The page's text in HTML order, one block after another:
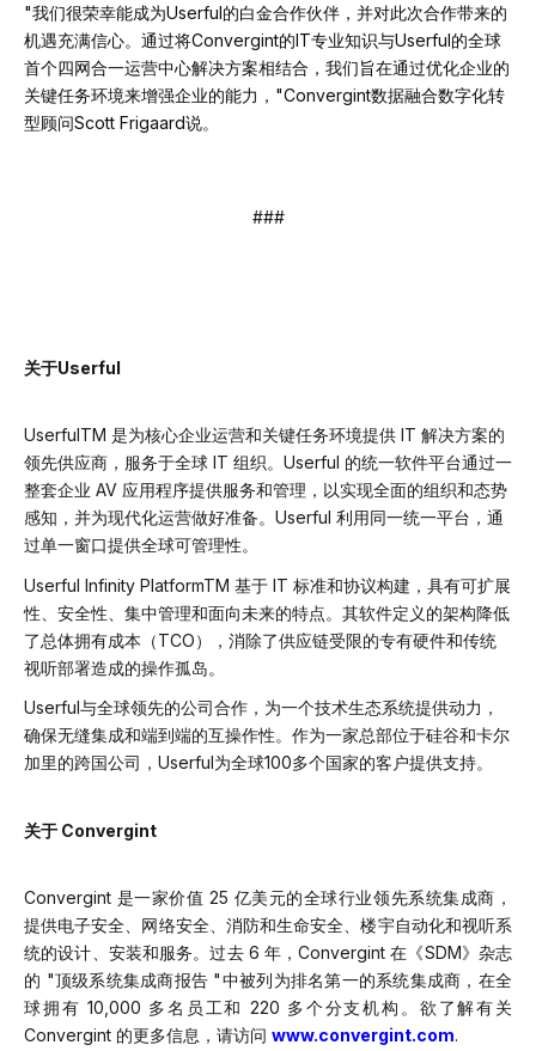
"我们很荣幸能成为Userful的白金合作伙伴，并对此次合作带来的
机遇充满信心。通过将Convergint的IT专业知识与Userful的全球
首个四网合一运营中心解决方案相结合，我们旨在通过优化企业的
关键任务环境来增强企业的能力，"Convergint数据融合数字化转
型顾问Scott Frigaard说。
###
关于Userful
UserfulTM 是为核心企业运营和关键任务环境提供 IT 解决方案的
领先供应商，服务于全球 IT 组织。Userful 的统一软件平台通过一
整套企业 AV 应用程序提供服务和管理，以实现全面的组织和态势
感知，并为现代化运营做好准备。Userful 利用同一统一平台，通
过单一窗口提供全球可管理性。
Userful Infinity PlatformTM 基于 IT 标准和协议构建，具有可扩展
性、安全性、集中管理和面向未来的特点。其软件定义的架构降低
了总体拥有成本（TCO），消除了供应链受限的专有硬件和传统
视听部署造成的操作孤岛。
Userful与全球领先的公司合作，为一个技术生态系统提供动力，
确保无缝集成和端到端的互操作性。作为一家总部位于硅谷和卡尔
加里的跨国公司，Userful为全球100多个国家的客户提供支持。
关于 Convergint
Convergint 是一家价值 25 亿美元的全球行业领先系统集成商，
提供电子安全、网络安全、消防和生命安全、楼宇自动化和视听系
统的设计、安装和服务。过去 6 年，Convergint 在《SDM》杂志
的 "顶级系统集成商报告 "中被列为排名第一的系统集成商，在全
球拥有 10,000 多名员工和 220 多个分支机构。欲了解有关
Convergint 的更多信息，请访问 www.convergint.com.